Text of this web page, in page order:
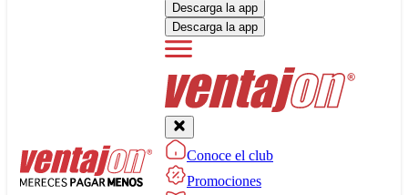
Descarga la app
Descarga la app
Conoce el club
Promociones